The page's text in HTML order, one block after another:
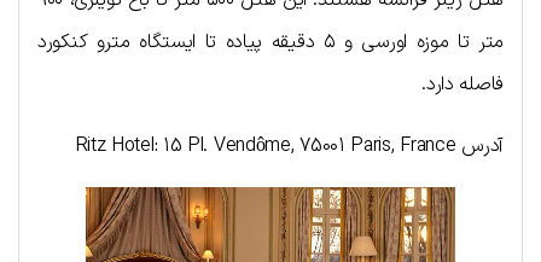
متر تا موزه اورسی و ۵ دقیقه پیاده تا ایستگاه مترو کنکورد
فاصله دارد.
آدرس Ritz Hotel : 15 Pl. Vendôme, 75001 Paris, France